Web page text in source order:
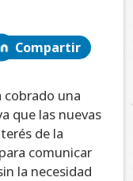
Compartir
cobrado una
que las nuevas
de la
comunicar
la necesidad